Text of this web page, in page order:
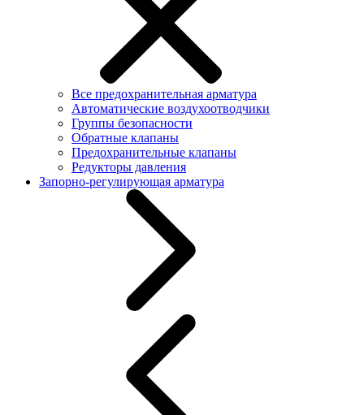
Все предохранительная арматура
Автоматические воздухоотводчики
Группы безопасности
Обратные клапаны
Предохранительные клапаны
Редукторы давления
Запорно-регулирующая арматура